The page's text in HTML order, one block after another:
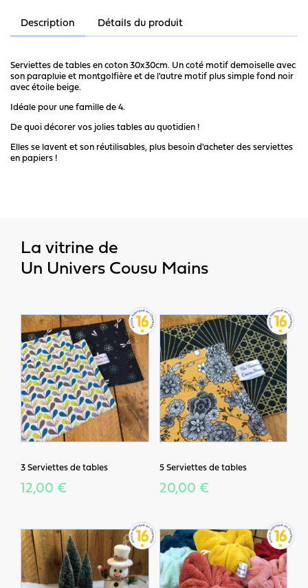
Description Détails du produit
Serviettes de tables en coton 30x30cm. Un coté motif demoiselle avec
son parapluie et montgolfière et de l'autre motif plus simple fond noir
avec étoile beige.
Idéale pour une famille de 4.
De quoi décorer vos jolies tables au quotidien !
Elles se lavent et son réutilisables, plus besoin d'acheter des serviettes
en papiers !
La vitrine de
Un Univers Cousu Mains
3 Serviettes de tables
12,00 €
5 Serviettes de tables
20,00 €